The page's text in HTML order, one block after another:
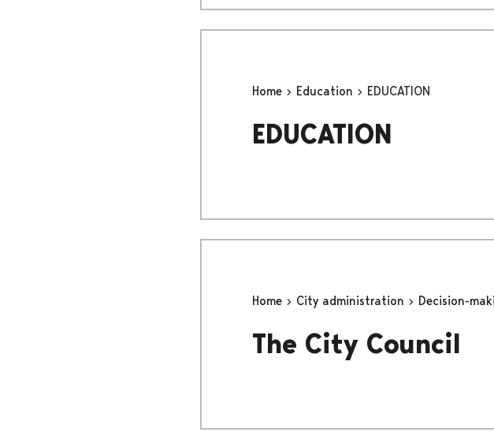
Home Education EDUCATION
EDUCATION
Home City administration Decision-
The City Council